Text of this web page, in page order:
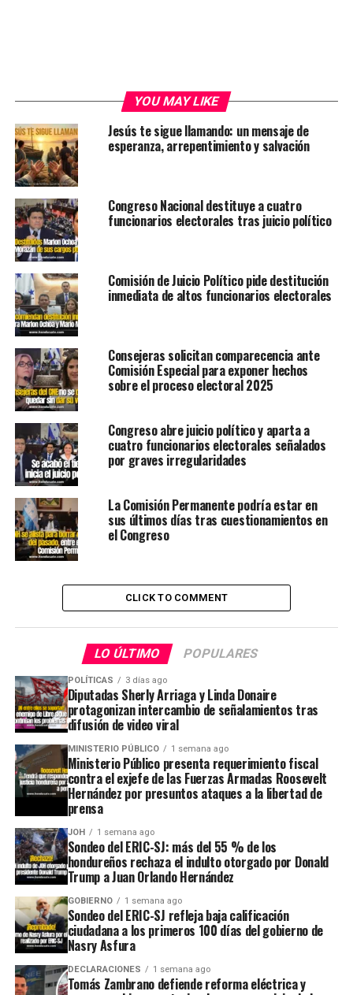
YOU MAY LIKE
Jesús te sigue llamando: un mensaje de
esperanza, arrepentimiento y salvación
Congreso Nacional destituye a cuatro
funcionarios electorales tras juicio político
Comisión de Juicio Político pide destitución
inmediata de altos funcionarios electorales
Consejeras solicitan comparecencia ante
Comisión Especial para exponer hechos
sobre el proceso electoral 2025
Congreso abre juicio político y aparta a
cuatro funcionarios electorales señalados
por graves irregularidades
La Comisión Permanente podría estar en
sus últimos días tras cuestionamientos en
el Congreso
CLICK TO COMMENT
LO ÚLTIMO POPULARES
POLÍTICAS 3 días ago
Diputadas Sherly Arriaga y Linda Donaire
protagonizan intercambio de señalamientos tras
difusión de video viral
MINISTERIO PÚBLICO 1 semana ago
Ministerio Público presenta requerimiento fiscal
contra el exjefe de las Fuerzas Armadas Roosevelt
Hernández por presuntos ataques a la libertad de
prensa
JOH 1 semana ago
Sondeo del ERIC-SJ: más del 55 % de los
hondureños rechaza el indulto otorgado por Donald
Trump a Juan Orlando Hernández
GOBIERNO 1 semana ago
Sondeo del ERIC-SJ refleja baja calificación
ciudadana a los primeros 100 días del gobierno de
Nasry Asfura
DECLARACIONES 1 semana ago
Tomás Zambrano defiende reforma eléctrica y